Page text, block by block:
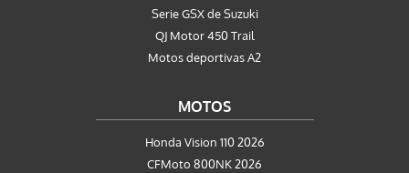
Serie GSX de Suzuki
QJ Motor 450 Trail
Motos deportivas A2
MOTOS
Honda Vision 110 2026
CFMoto 800NK 2026